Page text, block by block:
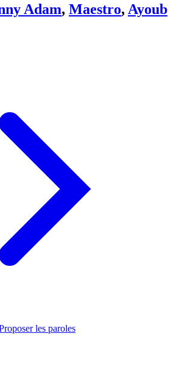
Adam, Maestro, Ayoub
les paroles